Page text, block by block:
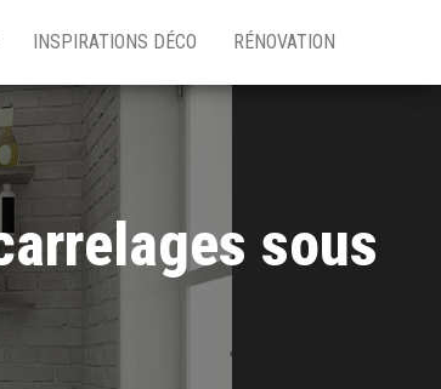
INSPIRATIONS DÉCO RÉNOVATION
sous